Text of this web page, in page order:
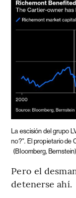
La escisión del grupo
no?". El propietario de
(Bloomberg, Bernstein)
Pero el
detenerse ahí.